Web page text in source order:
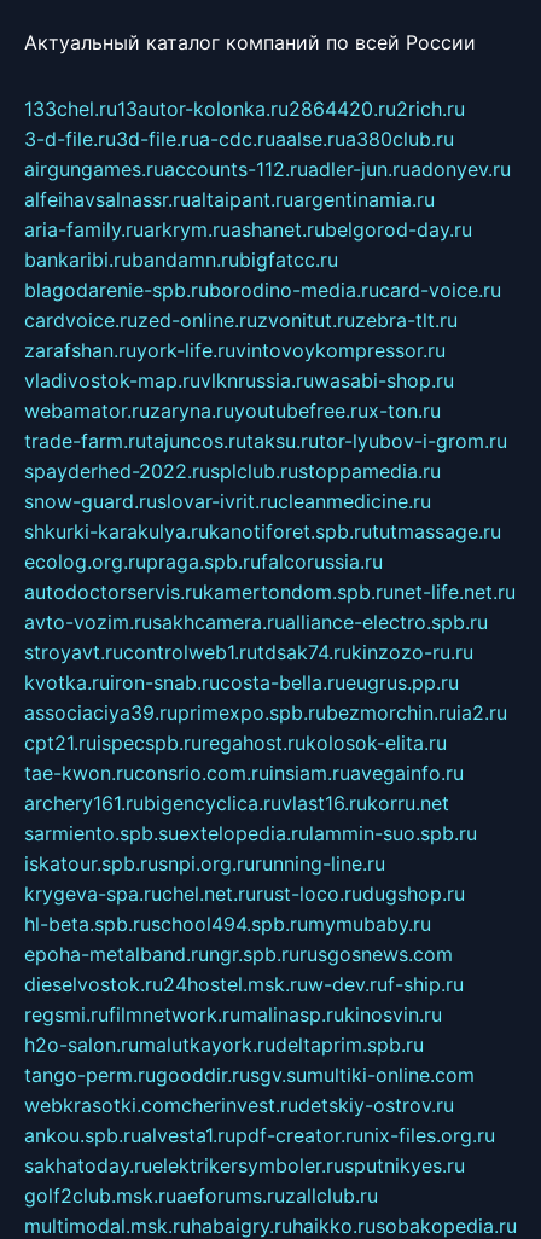
Актуальный каталог компаний по всей России
133chel.ru13autor-kolonka.ru2864420.ru2rich.ru
3-d-file.ru3d-file.rua-cdc.ruaalse.rua380club.ru
airgungames.ruaccounts-112.ruadler-jun.ruadonyev.ru
alfeihavsalnassr.rualtaipant.ruargentinamia.ru
aria-family.ruarkrym.ruashanet.rubelgorod-day.ru
bankaribi.rubandamn.rubigfatcc.ru
blagodarenie-spb.ruborodino-media.rucard-voice.ru
cardvoice.ruzed-online.ruzvonitut.ruzebra-tlt.ru
zarafshan.ruyork-life.ruvintovoykompressor.ru
vladivostok-map.ruvlknrussia.ruwasabi-shop.ru
webamator.ruzaryna.ruyoutubefree.rux-ton.ru
trade-farm.rutajuncos.rutaksu.rutor-lyubov-i-grom.ru
spayderhed-2022.rusplclub.rustoppamedia.ru
snow-guard.ruslovar-ivrit.rucleanmedicine.ru
shkurki-karakulya.rukanotiforet.spb.rututmassage.ru
ecolog.org.rupraga.spb.rufalcorussia.ru
autodoctorservis.rukamertondom.spb.runet-life.net.ru
avto-vozim.rusakhcamera.rualliance-electro.spb.ru
stroyavt.rucontrolweb1.rutdsak74.rukinzozo-ru.ru
kvotka.ruiron-snab.rucosta-bella.rueugrus.pp.ru
associaciya39.ruprimexpo.spb.rubezmorchin.ruia2.ru
cpt21.ruispecspb.ruregahost.rukolosok-elita.ru
tae-kwon.ruconsrio.com.ruinsiam.ruavegainfo.ru
archery161.rubigencyclica.ruvlast16.rukorru.net
sarmiento.spb.suextelopedia.rulammin-suo.spb.ru
iskatour.spb.rusnpi.org.rurunning-line.ru
krygeva-spa.ruchel.net.rurust-loco.rudugshop.ru
hl-beta.spb.ruschool494.spb.rumymubaby.ru
epoha-metalband.rungr.spb.rurusgosnews.com
dieselvostok.ru24hostel.msk.ruw-dev.ruf-ship.ru
regsmi.rufilmnetwork.rumalinasp.rukinosvin.ru
h2o-salon.rumalutkayork.rudeltaprim.spb.ru
tango-perm.rugooddir.rusgv.sumultiki-online.com
webkrasotki.comcherinvest.rudetskiy-ostrov.ru
ankou.spb.rualvesta1.rupdf-creator.runix-files.org.ru
sakhatoday.ruelektrikersymboler.rusputnikyes.ru
golf2club.msk.ruaeforums.ruzallclub.ru
multimodal.msk.ruhabaigry.ruhaikko.rusobakopedia.ru